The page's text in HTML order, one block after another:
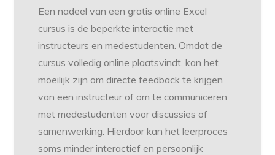
Een nadeel van een gratis online Excel
cursus is de beperkte interactie met
instructeurs en medestudenten. Omdat de
cursus volledig online plaatsvindt, kan het
moeilijk zijn om directe feedback te krijgen
van een instructeur of om te communiceren
met medestudenten voor discussies of
samenwerking. Hierdoor kan het leerproces
soms minder interactief en persoonlijk